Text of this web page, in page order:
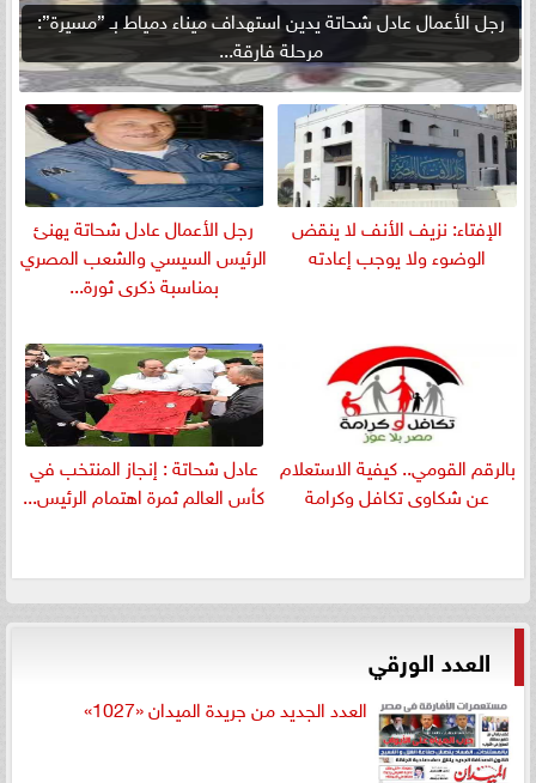
رجل الأعمال عادل شحاتة يدين استهداف ميناء دمياط بـ ”مسيرة”:
مرحلة فارقة...
الإفتاء: نزيف الأنف لا ينقض
الوضوء ولا يوجب إعادته
رجل الأعمال عادل شحاتة يهنئ
الرئيس السيسي والشعب المصري
بمناسبة ذكرى ثورة...
بالرقم القومي.. كيفية الاستعلام
عن شكاوى تكافل وكرامة
عادل شحاتة : إنجاز المنتخب في
كأس العالم ثمرة اهتمام الرئيس...
العدد الورقي
العدد الجديد من جريدة الميدان «1027»